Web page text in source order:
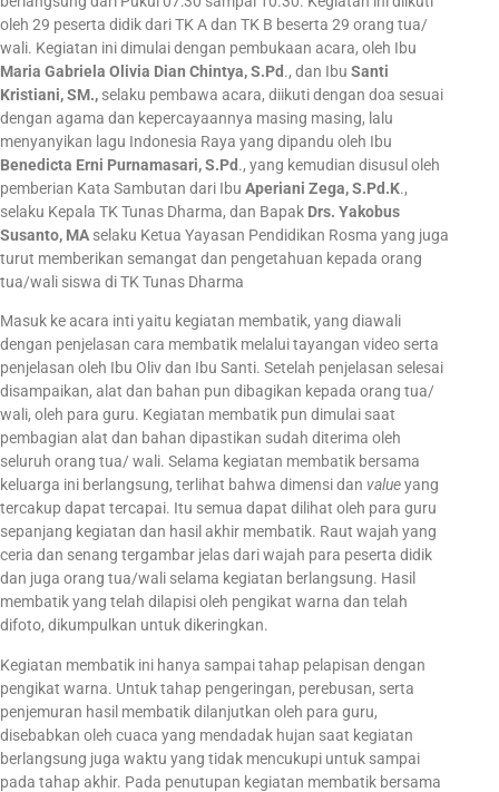
oleh 29 peserta didik dari TK A dan TK B beserta 29 orang tua/
wali. Kegiatan ini dimulai dengan pembukaan acara, oleh Ibu
Maria Gabriela Olivia Dian Chintya, S.Pd ., dan Ibu Santi
Kristiani, SM., selaku pembawa acara, diikuti dengan doa sesuai
dengan agama dan kepercayaannya masing masing, lalu
menyanyikan lagu Indonesia Raya yang dipandu oleh Ibu
Benedicta Erni Purnamasari, S.Pd ., yang kemudian disusul oleh
pemberian Kata Sambutan dari Ibu Aperiani Zega, S.Pd.K.,
selaku Kepala TK Tunas Dharma, dan Bapak Drs. Yakobus
Susanto, MA selaku Ketua Yayasan Pendidikan Rosma yang juga
turut memberikan semangat dan pengetahuan kepada orang
tua/wali siswa di TK Tunas Dharma
Masuk ke acara inti yaitu kegiatan membatik, yang diawali
dengan penjelasan cara membatik melalui tayangan video serta
penjelasan oleh Ibu Oliv dan Ibu Santi. Setelah penjelasan selesai
disampaikan, alat dan bahan pun dibagikan kepada orang tua/
wali, oleh para guru. Kegiatan membatik pun dimulai saat
pembagian alat dan bahan dipastikan sudah diterima oleh
seluruh orang tua/ wali. Selama kegiatan membatik bersama
keluarga ini berlangsung, terlihat bahwa dimensi dan valueyang
tercakup dapat tercapai. Itu semua dapat dilihat oleh para guru
sepanjang kegiatan dan hasil akhir membatik. Raut wajah yang
ceria dan senang tergambar jelas dari wajah para peserta didik
dan juga orang tua/wali selama kegiatan berlangsung. Hasil
membatik yang telah dilapisi oleh pengikat warna dan telah
difoto, dikumpulkan untuk dikeringkan.
Kegiatan membatik ini hanya sampai tahap pelapisan dengan
pengikat warna. Untuk tahap pengeringan, perebusan, serta
penjemuran hasil membatik dilanjutkan oleh para guru,
disebabkan oleh cuaca yang mendadak hujan saat kegiatan
berlangsung juga waktu yang tidak mencukupi untuk sampai
pada tahap akhir. Pada penutupan kegiatan membatik bersama